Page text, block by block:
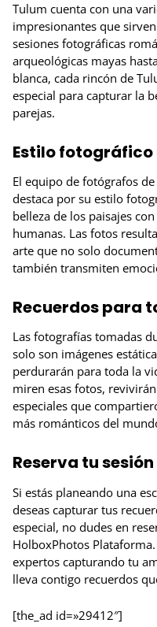
Tulum cuenta con una
impresionantes que
sesiones fotográficas
arqueológicas mayas
blanca, cada rincón de
especial para capturar la
parejas.
Estilo fotográfico
El equipo de fotógrafos
destaca por su estilo
belleza de los paisajes
humanas. Las fotos
arte que no solo
también transmiten
Recuerdos para
Las fotografías tomadas
solo son imágenes
perdurarán para toda la
miren esas fotos,
especiales que
más románticos del
Reserva tu
Si estás planeando una
deseas capturar tus
especial, no dudes en
HolboxPhotos
expertos capturando tu
lleva contigo recuerdos
[the_ad id=»29412″]